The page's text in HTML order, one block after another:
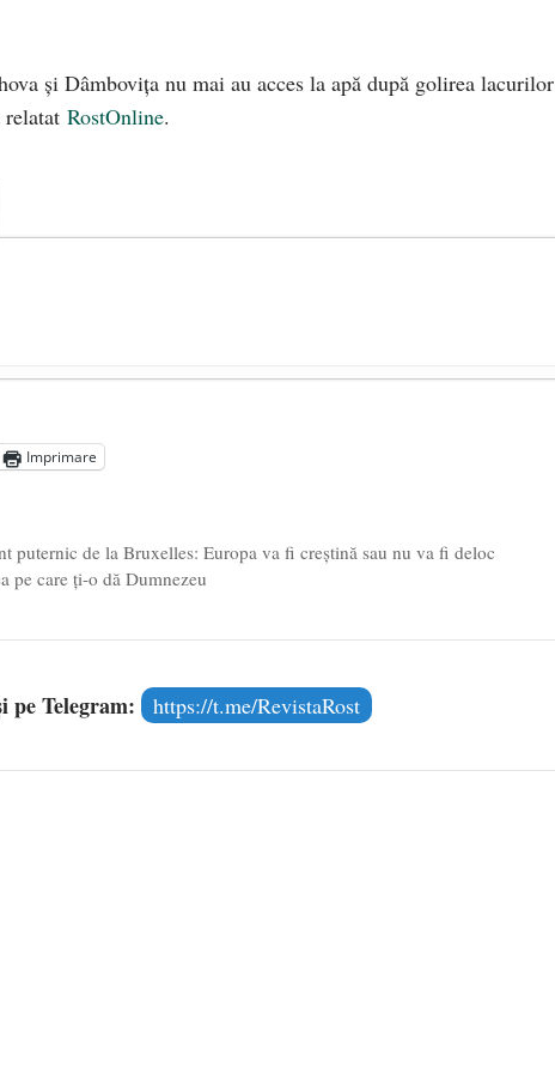
și Dâmbovița nu mai au acces la apă după golirea lacurilor
RostOnline.
Ucrainei, Volodymyr Zelensky
2026
poetului Octavian Goga, înlăturat din Iași
Imprimare
puternic de la Bruxelles: Europa va fi creștină sau nu va fi deloc
pe care ți-o dă Dumnezeu
pe Telegram: https://t.me/RevistaRost